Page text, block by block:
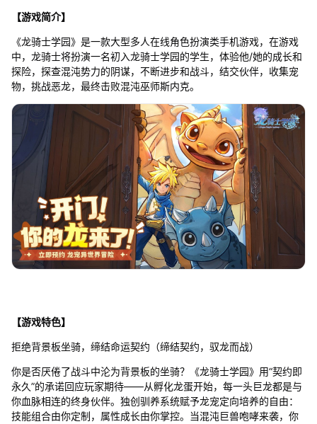
【游戏简介】
《龙骑士学园》是一款大型多人在线角色扮演类手机游戏，在游戏
中，龙骑士将扮演一名初入龙骑士学园的学生，体验他/她的成长和
探险，探查混沌势力的阴谋，不断进步和战斗，结交伙伴，收集宠
物，挑战恶龙，最终击败混沌巫师斯内克。
【游戏特色】
拒绝背景板坐骑，缔结命运契约（缔结契约，驭龙而战）
你是否厌倦了战斗中沦为背景板的坐骑？《龙骑士学园》用“契约即
永久”的承诺回应玩家期待——从孵化龙蛋开始，每一头巨龙都是与
你血脉相连的终身伙伴。独创驯养系统赋予龙宠定向培养的自由：
技能组合由你定制，属性成长由你掌控。当混沌巨兽咆哮来袭，你